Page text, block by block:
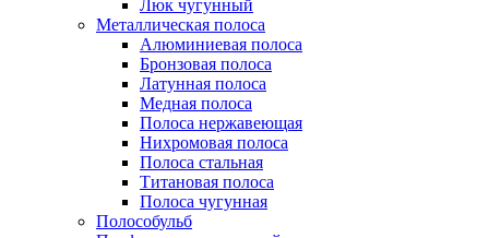
Люк чугунный
Металлическая полоса
Алюминиевая полоса
Бронзовая полоса
Латунная полоса
Медная полоса
Полоса нержавеющая
Нихромовая полоса
Полоса стальная
Титановая полоса
Полоса чугунная
Полособульб